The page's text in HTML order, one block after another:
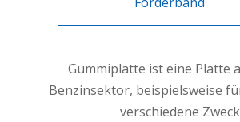
Gummiplatte ist eine Platte
Benzinsektor, beispielsweise
verschiedene